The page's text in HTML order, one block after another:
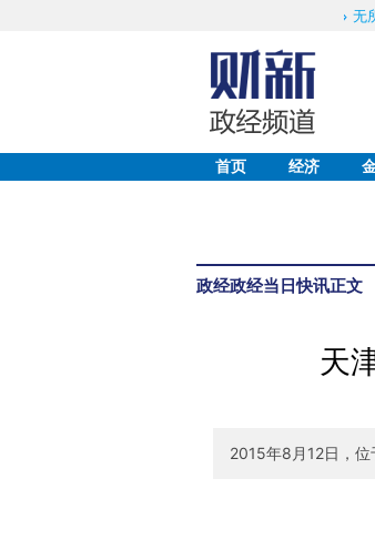
无
首页 经济
政经政经当日快讯正文
天
2015年8月12日，